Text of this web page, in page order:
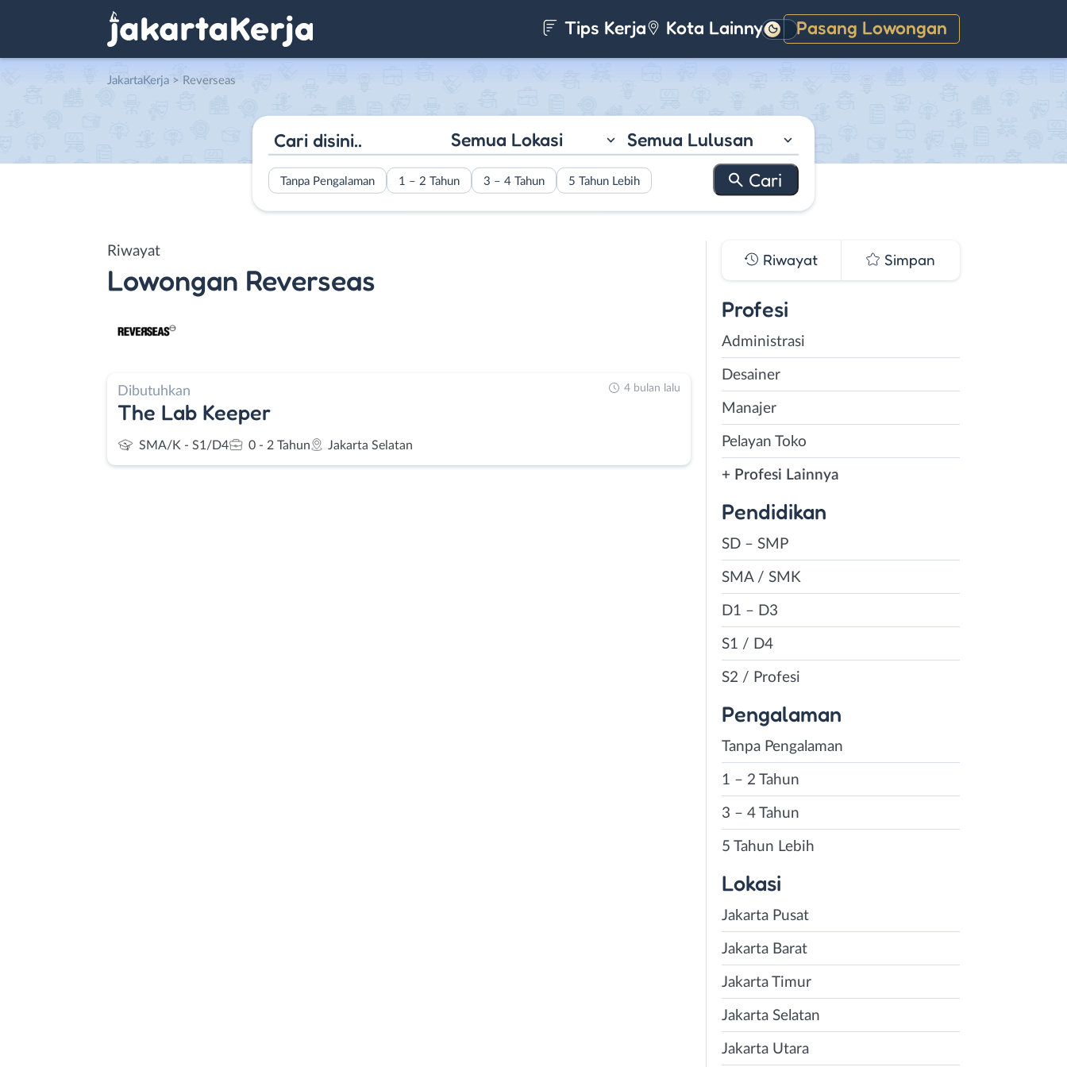
Tips Kerja Kota Lainnya Pasang Lowongan
Gelap
JakartaKerja > Reverseas
Semua Lokasi Semua Lulusan
Tanpa Pengalaman 1 – 2 Tahun 3 – 4 Tahun 5 Tahun Lebih
Riwayat
Lowongan Reverseas
Dibutuhkan
The Lab Keeper
SMA/K - S1/D4 0 - 2 Tahun Jakarta Selatan
4 bulan lalu
Riwayat Simpan
Profesi
Administrasi
Desainer
Manajer
Pelayan Toko
+ Profesi Lainnya
Pendidikan
SD – SMP
SMA / SMK
D1 – D3
S1 / D4
S2 / Profesi
Pengalaman
Tanpa Pengalaman
1 – 2 Tahun
3 – 4 Tahun
5 Tahun Lebih
Lokasi
Jakarta Pusat
Jakarta Barat
Jakarta Timur
Jakarta Selatan
Jakarta Utara